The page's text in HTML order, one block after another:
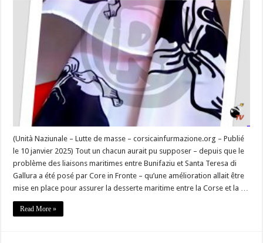
de
la
continuité
territoriale
entre
la
#Corse
et
la
Sardaigne »
(Unità Naziunale – Lutte de masse – corsicainfurmazione.org – Publié
le 10 janvier 2025) Tout un chacun aurait pu supposer – depuis que le
problème des liaisons maritimes entre Bunifaziu et Santa Teresa di
Gallura a été posé par Core in Fronte – qu’une amélioration allait être
mise en place pour assurer la desserte maritime entre la Corse et la …
Read More »